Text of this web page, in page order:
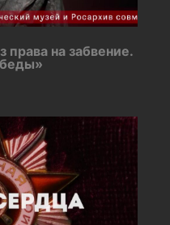
права на забвение.